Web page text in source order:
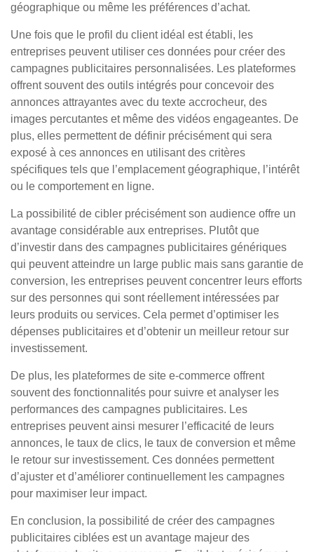
géographique ou même les préférences d’achat.
Une fois que le profil du client idéal est établi, les
entreprises peuvent utiliser ces données pour créer des
campagnes publicitaires personnalisées. Les plateformes
offrent souvent des outils intégrés pour concevoir des
annonces attrayantes avec du texte accrocheur, des
images percutantes et même des vidéos engageantes. De
plus, elles permettent de définir précisément qui sera
exposé à ces annonces en utilisant des critères
spécifiques tels que l’emplacement géographique, l’intérêt
ou le comportement en ligne.
La possibilité de cibler précisément son audience offre un
avantage considérable aux entreprises. Plutôt que
d’investir dans des campagnes publicitaires génériques
qui peuvent atteindre un large public mais sans garantie de
conversion, les entreprises peuvent concentrer leurs efforts
sur des personnes qui sont réellement intéressées par
leurs produits ou services. Cela permet d’optimiser les
dépenses publicitaires et d’obtenir un meilleur retour sur
investissement.
De plus, les plateformes de site e-commerce offrent
souvent des fonctionnalités pour suivre et analyser les
performances des campagnes publicitaires. Les
entreprises peuvent ainsi mesurer l’efficacité de leurs
annonces, le taux de clics, le taux de conversion et même
le retour sur investissement. Ces données permettent
d’ajuster et d’améliorer continuellement les campagnes
pour maximiser leur impact.
En conclusion, la possibilité de créer des campagnes
publicitaires ciblées est un avantage majeur des